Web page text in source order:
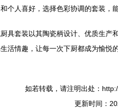
人喜好，选择色彩协调的套装，
具套装以其陶瓷柄设计、优质生
活情趣，让每一次下厨都成为愉悦的
如若转载，请注明出处：
更新时间：